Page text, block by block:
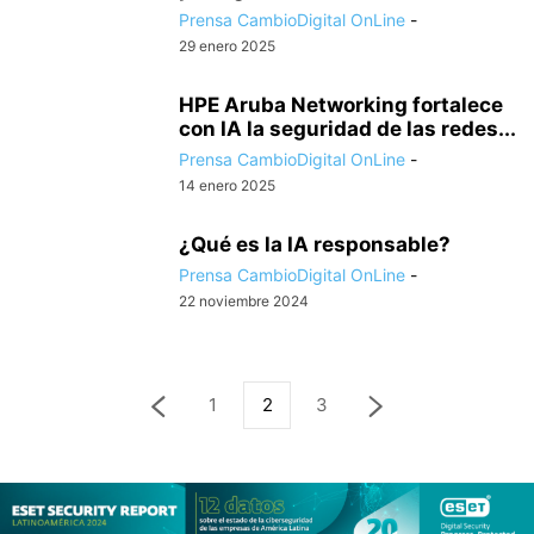
Prensa CambioDigital OnLine -
29 enero 2025
HPE Aruba Networking fortalece
con IA la seguridad de las redes...
Prensa CambioDigital OnLine -
14 enero 2025
¿Qué es la IA responsable?
Prensa CambioDigital OnLine -
22 noviembre 2024
1 2 3